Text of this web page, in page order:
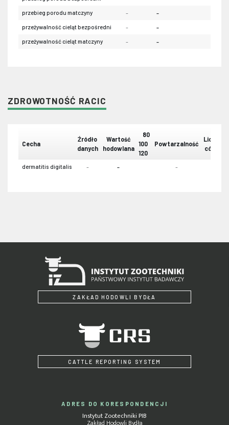
przebieg porodu matczyny - -
przeżywalność cieląt bezpośredni - -
przeżywalność cieląt matczyny - -
ZDROWOTNOŚĆ RACIC
Cecha
Źródło
danych
Wartość
hodowlana
80
100
120
Powtarzalność
Liczba
córek
dermatitis digitalis - - -
ZAKŁAD HODOWLI BYDŁA
CATTLE REPORTING SYSTEM
ADRES DO KORESPONDENCJI
Instytut Zootechniki PIB